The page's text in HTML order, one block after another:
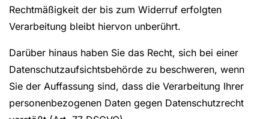
Rechtmäßigkeit der bis zum Widerruf erfolgten
Verarbeitung bleibt hiervon unberührt.
Darüber hinaus haben Sie das Recht, sich bei einer
Datenschutzaufsichtsbehörde zu beschweren, wenn
Sie der Auffassung sind, dass die Verarbeitung Ihrer
personenbezogenen Daten gegen Datenschutzrecht